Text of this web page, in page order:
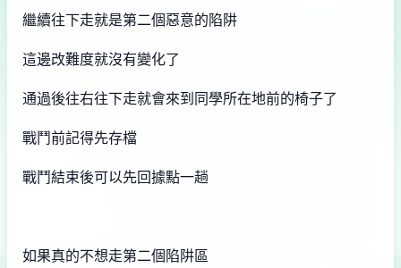
繼續往下走就是第二個惡意的陷阱
這邊改難度就沒有變化了
通過後往右往下走就會來到同學所在地前的椅子了
戰鬥前記得先存檔
戰鬥結束後可以先回據點一趟
如果真的不想走第二個陷阱區